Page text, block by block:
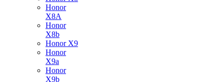
Honor
X8A
Honor
X8b
Honor X9
Honor
X9a
Honor
X9b